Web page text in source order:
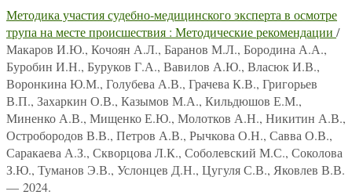
Методика участия судебно-медицинского эксперта в осмотре
трупа на месте происшествия : Методические рекомендации /
Макаров И.Ю., Кочоян А.Л., Баранов М.Л., Бородина А.А.,
Буробин И.Н., Буруков Г.А., Вавилов А.Ю., Власюк И.В.,
Воронкина Ю.М., Голубева А.В., Грачева К.В., Григорьев
В.П., Захаркин О.В., Казымов М.А., Кильдюшов Е.М.,
Миненко А.В., Мищенко Е.Ю., Молотков А.Н., Никитин А.В.,
Остробородов В.В., Петров А.В., Рычкова О.Н., Савва О.В.,
Саракаева А.З., Скворцова Л.К., Соболевский М.С., Соколова
З.Ю., Туманов Э.В., Услонцев Д.Н., Цугуля С.В., Яковлев В.В.
— 2024.